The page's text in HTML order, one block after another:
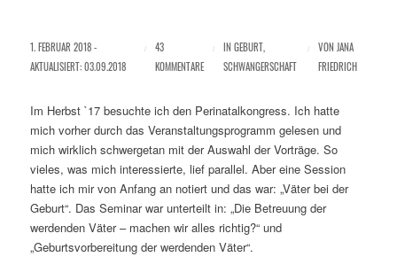
1. FEBRUAR 2018 -
AKTUALISIERT: 03.09.2018
/
43
KOMMENTARE
/ IN GEBURT,
SCHWANGERSCHAFT
/ VON JANA
FRIEDRICH
Im Herbst `17 besuchte ich den Perinatalkongress. Ich hatte
mich vorher durch das Veranstaltungsprogramm gelesen und
mich wirklich schwergetan mit der Auswahl der Vorträge. So
vieles, was mich interessierte, lief parallel. Aber eine Session
hatte ich mir von Anfang an notiert und das war: „Väter bei der
Geburt“. Das Seminar war unterteilt in: „Die Betreuung der
werdenden Väter – machen wir alles richtig?“ und
„Geburtsvorbereitung der werdenden Väter“.